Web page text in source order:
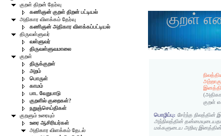
குறள் திறன் தேர்வு
கணிஞன் குறள் திறன் பட்டியல்
அதிகார விளக்கம் தேர்வு
கணிஞன் அதிகார விளக்கப்பட்டியல்
திருவள்ளுவர்
வள்ளுவர்
திருவள்ளுவமாலை
குறள்
திருக்குறள்
அறம்
பொருள்
காமம்
பாட வேறுபாடு
குறளில் குறைகள்?
நறுஞ்செய்திகள்
குறளும் உரையும்
உரை ஆசிரியர்கள்
அதிகார விளக்கம் தேடல்
குறள்
குறள்
பொழிப்பு: சேர்ந்த நிலத்தின்
அந்நிலத்தின்
மக்களுடைய அறிவு